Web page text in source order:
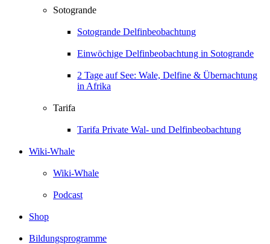
Sotogrande
Sotogrande Delfinbeobachtung
Einwöchige Delfinbeobachtung in Sotogrande
2 Tage auf See: Wale, Delfine & Übernachtung
in Afrika
Tarifa
Tarifa Private Wal- und Delfinbeobachtung
Wiki-Whale
Wiki-Whale
Podcast
Shop
Bildungsprogramme